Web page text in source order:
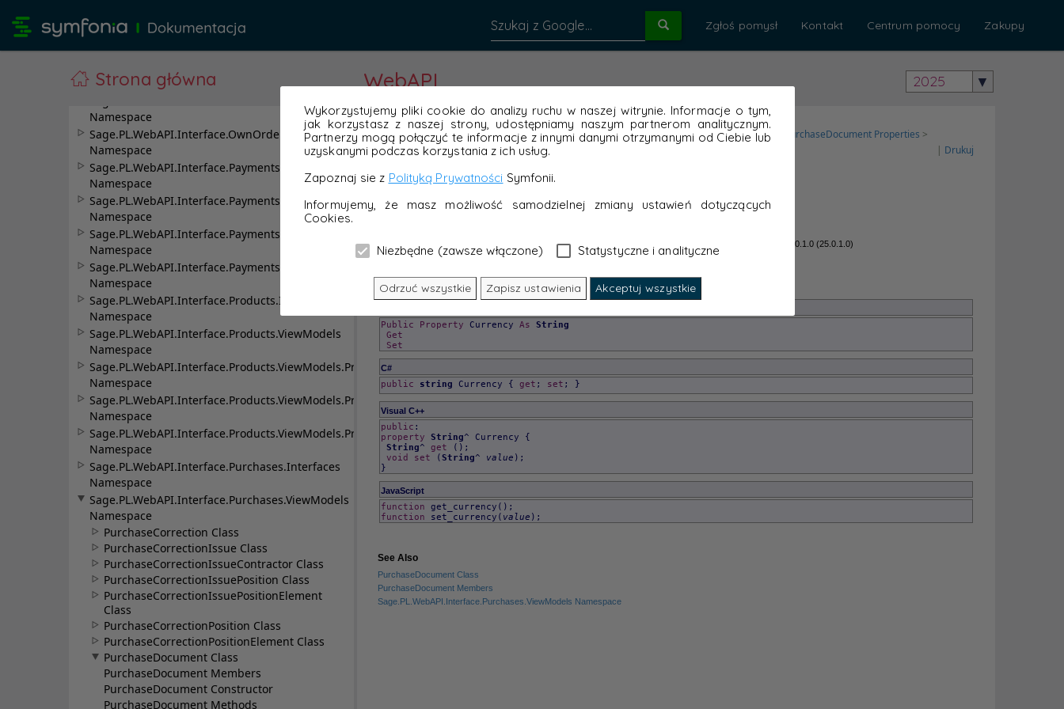
Wykorzystujemy pliki cookie do analizy ruchu w naszej witrynie. Informacje o tym,
jak korzystasz z naszej strony, udostępniamy naszym partnerom analitycznym.
Partnerzy mogą połączyć te informacje z innymi danymi otrzymanymi od Ciebie lub
uzyskanymi podczas korzystania z ich usług.
Zapoznaj sie z Polityką Prywatności Symfonii.
Informujemy, że masz możliwość samodzielnej zmiany ustawień dotyczących
Cookies.
Niezbędne (zawsze włączone) Statystyczne i analityczne
Odrzuć wszystkie Zapisz ustawienia Akceptuj wszystkie
Zgłoś pomysł Kontakt Centrum pomocy Zakupy
Strona główna WebAPI 2025